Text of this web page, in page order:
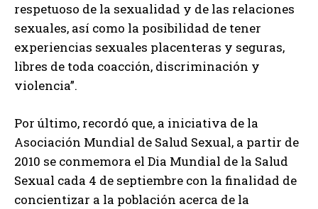
respetuoso de la sexualidad y de las relaciones
sexuales, así como la posibilidad de tener
experiencias sexuales placenteras y seguras,
libres de toda coacción, discriminación y
violencia”.
Por último, recordó que, a iniciativa de la
Asociación Mundial de Salud Sexual, a partir de
2010 se conmemora el Dia Mundial de la Salud
Sexual cada 4 de septiembre con la finalidad de
concientizar a la población acerca de la